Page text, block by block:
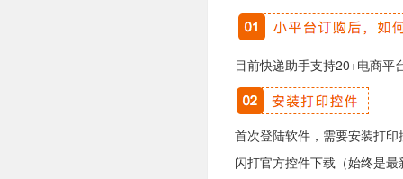
目前快递助手支持20+电商平
首次登陆软件，需要安装打
闪打官方控件下载（始终是最